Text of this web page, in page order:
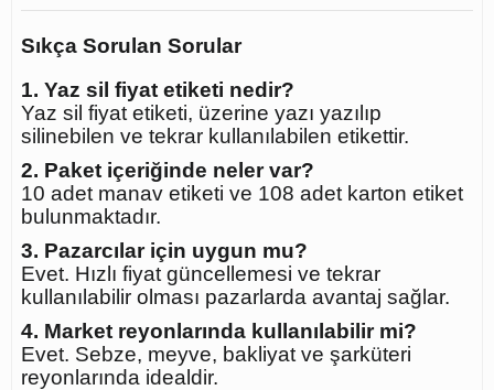
Sıkça Sorulan Sorular
1. Yaz sil fiyat etiketi nedir?
Yaz sil fiyat etiketi, üzerine yazı yazılıp
silinebilen ve tekrar kullanılabilen etikettir.
2. Paket içeriğinde neler var?
10 adet manav etiketi ve 108 adet karton etiket
bulunmaktadır.
3. Pazarcılar için uygun mu?
Evet. Hızlı fiyat güncellemesi ve tekrar
kullanılabilir olması pazarlarda avantaj sağlar.
4. Market reyonlarında kullanılabilir mi?
Evet. Sebze, meyve, bakliyat ve şarküteri
reyonlarında idealdir.